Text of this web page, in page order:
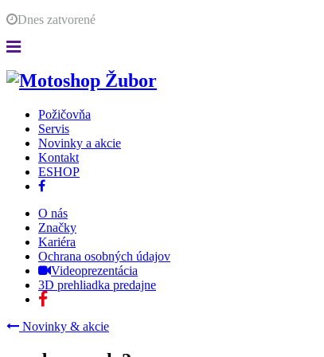
Dnes zatvorené
Požičovňa
Servis
Novinky a akcie
Kontakt
ESHOP
O nás
Značky
Kariéra
Ochrana osobných údajov
Videoprezentácia
3D prehliadka predajne
Novinky & akcie